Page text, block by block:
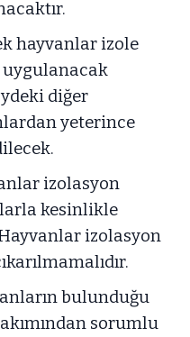
hayvanlar izole
uygulanacak
diğer
yeterince
izolasyon
kesinlikle
izolasyon
bulunduğu
sorumlu